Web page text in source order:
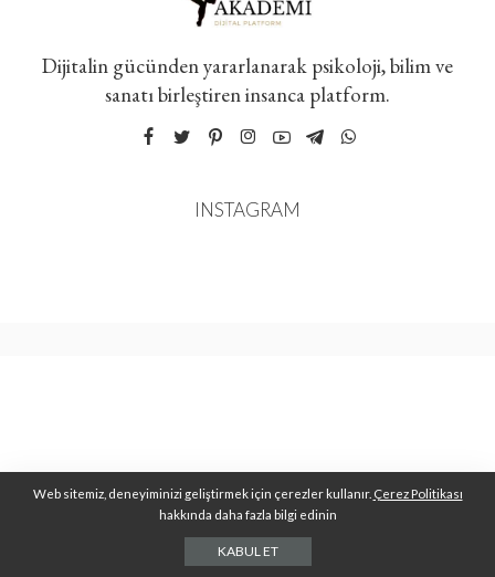
Dijitalin gücünden yararlanarak psikoloji, bilim ve
sanatı birleştiren insanca platform.
INSTAGRAM
Web sitemiz, deneyiminizi geliştirmek için çerezler kullanır. Çerez Politikası
hakkında daha fazla bilgi edinin
KABUL ET